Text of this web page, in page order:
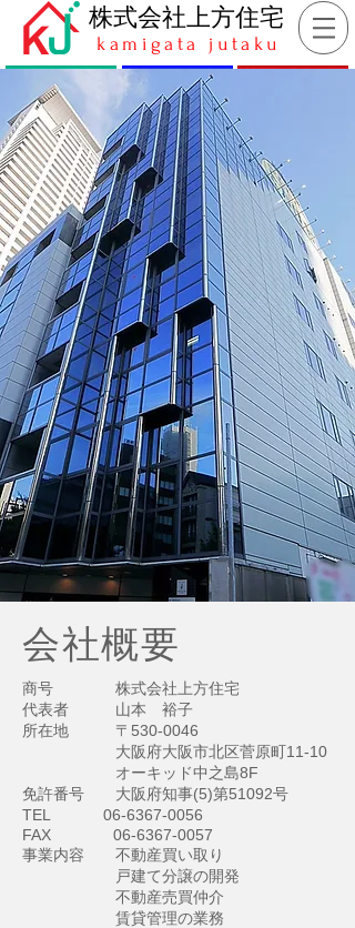
​株式会社上方住宅
kamigata jutaku
会社概要
商号 株式会社上方住宅
代表者 山本 裕子
所在地 〒530-0046
大阪府大阪市北区菅原町11-10
オーキッド中之島8F
免許番号 大阪府知事(5)第51092号
TEL 06-6367-0056
FAX
06-6367-0057
事業内容 不動産買い取り
戸建て分譲の開発
不動産売買仲介
賃貸管理の業務